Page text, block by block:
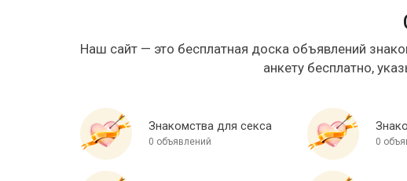
Наш сайт — это бесплатная доска объявлений
анкету бесплатно,
Знакомства для секса
0 объявлений 0